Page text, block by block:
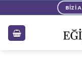
BİZİ